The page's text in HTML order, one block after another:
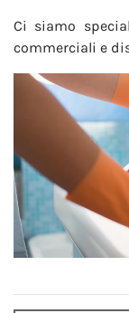
Ci siamo
commerciali e